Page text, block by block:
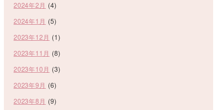
2024年2月 (4)
2024年1月 (5)
2023年12月 (1)
2023年11月 (8)
2023年10月 (3)
2023年9月 (6)
2023年8月 (9)